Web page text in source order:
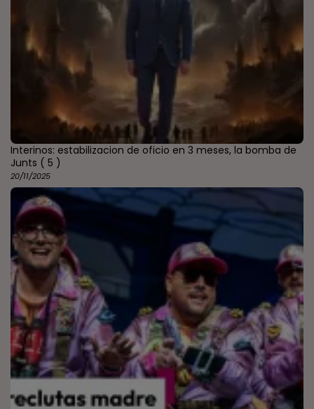
Interinos: estabilizacion de oficio en 3 meses, la bomba de
Junts ( 5 )
20/11/2025